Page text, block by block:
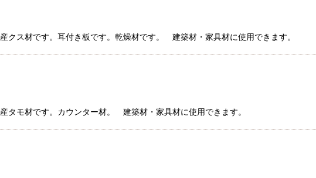
材です。耳付き板です。乾燥材です。 建築材・家具材に使用できます。
モ材です。カウンター材。 建築材・家具材に使用できます。